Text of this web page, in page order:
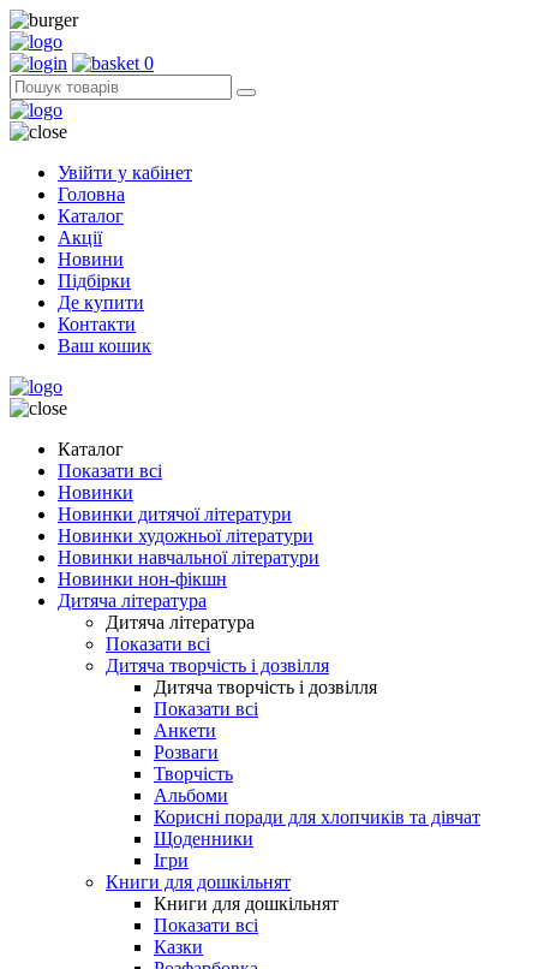
0
Увійти у кабінет
Головна
Каталог
Акції
Новини
Підбірки
Де купити
Контакти
Ваш кошик
Каталог
Показати всі
Новинки
Новинки дитячої літератури
Новинки художньої літератури
Новинки навчальної літератури
Новинки нон-фікшн
Дитяча література
Дитяча література
Показати всі
Дитяча творчість і дозвілля
Дитяча творчість і дозвілля
Показати всі
Анкети
Розваги
Творчість
Альбоми
Корисні поради для хлопчиків та дівчат
Щоденники
Ігри
Книги для дошкільнят
Книги для дошкільнят
Показати всі
Казки